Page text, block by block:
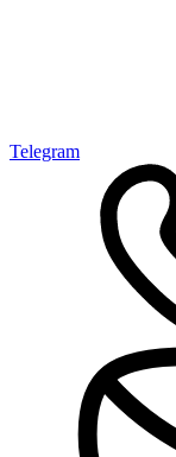
Telegram